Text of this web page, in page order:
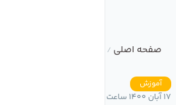
صفحه اصلی /
آموزش
17 آبان 1400 ساعت 15:55